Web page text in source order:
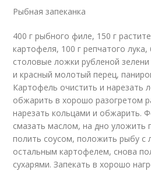
Рыбная запеканка
400 г рыбного филе, 150 г
картофеля, 100 г репчатого
столовые ложки рубленой
и красный молотый перец,
Картофель очистить и нарезать
обжарить в хорошо разогретом
нарезать кольцами и обжарить.
смазать маслом, на дно уложить
полить соусом, положить рыбу с
остальным картофелем, снова
сухарями. Запекать в хорошо